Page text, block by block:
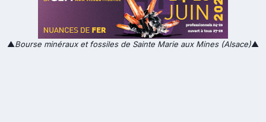
▲Bourse minéraux et fossiles de Sainte Marie aux Mines (Alsace)▲